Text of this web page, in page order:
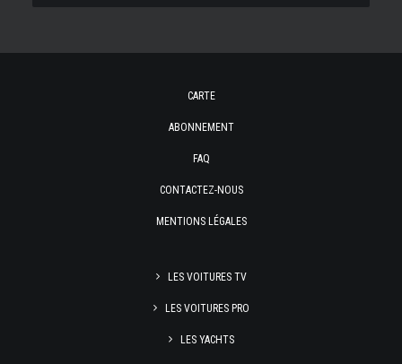
CARTE
ABONNEMENT
FAQ
CONTACTEZ-NOUS
MENTIONS LÉGALES
LES VOITURES TV
LES VOITURES PRO
LES YACHTS